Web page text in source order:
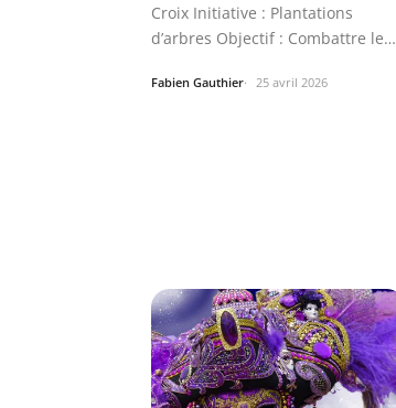
Croix Initiative : Plantations
d’arbres Objectif : Combattre le…
Fabien Gauthier 25 avril 2026